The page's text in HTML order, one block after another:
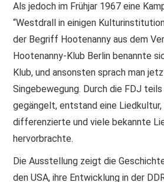
Als jedoch im Frühjar 1967 eine
“Westdrall in einigen
der Begriff Hootenanny aus dem
Hootenanny-Klub Berlin benannte
Klub, und ansonsten sprach man
Singebewegung. Durch die FDJ
gegängelt, entstand eine
differenzierte und viele bekannte
hervorbrachte.
Die Ausstellung zeigt die
den USA, ihre Entwicklung in der